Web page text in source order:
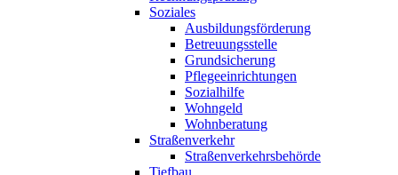
Soziales
Ausbildungsförderung
Betreuungsstelle
Grundsicherung
Pflegeeinrichtungen
Sozialhilfe
Wohngeld
Wohnberatung
Straßenverkehr
Straßenverkehrsbehörde
Tiefbau